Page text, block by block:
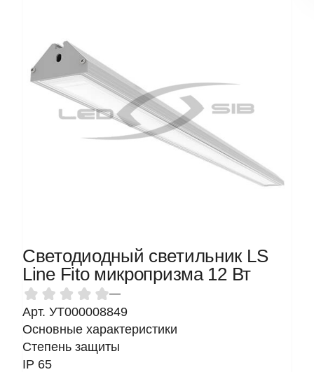
Светодиодный светильник LS
Line Fito микропризма 12 Вт
—
Арт. УТ000008849
Основные характеристики
Степень защиты
IP 65